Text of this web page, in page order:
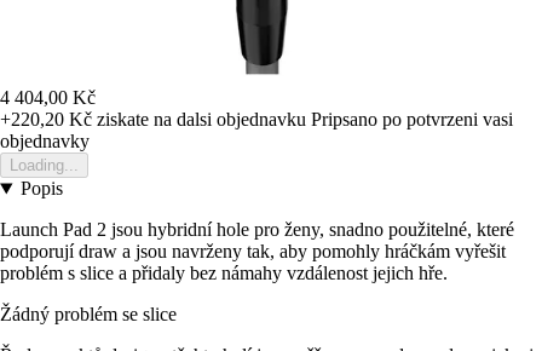
4 404,00 Kč
+220,20 Kč ziskate na dalsi objednavku Pripsano po potvrzeni vasi
objednavky
Loading...
Popis
Launch Pad 2 jsou hybridní hole pro ženy, snadno použitelné, které
podporují draw a jsou navrženy tak, aby pomohly hráčkám vyřešit
problém s slice a přidaly bez námahy vzdálenost jejich hře.
Žádný problém se slice